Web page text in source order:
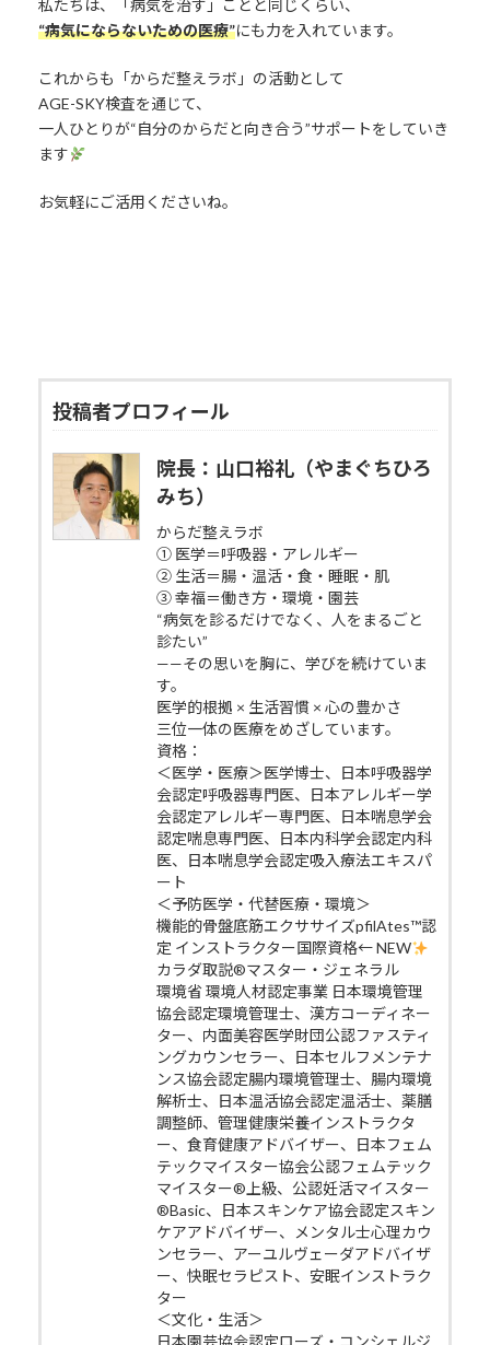
私たちは、「病気を治す」ことと同じくらい、
“病気にならないための医療”にも力を入れています。
これからも「からだ整えラボ」の活動として
AGE-SKY検査を通じて、
一人ひとりが“自分のからだと向き合う”サポートをしていき
ます
お気軽にご活用くださいね。
投稿者プロフィール
院長：山口裕礼（やまぐちひろ
みち）
からだ整えラボ
① 医学＝呼吸器・アレルギー
② 生活＝腸・温活・食・睡眠・肌
③ 幸福＝働き方・環境・園芸
“病気を診るだけでなく、人をまるごと
診たい”
——その思いを胸に、学びを続けていま
す。
医学的根拠 × 生活習慣 × 心の豊かさ
三位一体の医療をめざしています。
資格：
＜医学・医療＞医学博士、日本呼吸器学
会認定呼吸器専門医、日本アレルギー学
会認定アレルギー専門医、日本喘息学会
認定喘息専門医、日本内科学会認定内科
医、日本喘息学会認定吸入療法エキスパ
ート
＜予防医学・代替医療・環境＞
機能的骨盤底筋エクササイズpfilAtes™認
定 インストラクター国際資格← NEW
カラダ取説®マスター・ジェネラル
環境省 環境人材認定事業 日本環境管理
協会認定環境管理士、漢方コーディネー
ター、内面美容医学財団公認ファスティ
ングカウンセラー、日本セルフメンテナ
ンス協会認定腸内環境管理士、腸内環境
解析士、日本温活協会認定温活士、薬膳
調整師、管理健康栄養インストラクタ
ー、食育健康アドバイザー、日本フェム
テックマイスター協会公認フェムテック
マイスター®上級、公認妊活マイスター
®Basic、日本スキンケア協会認定スキン
ケアアドバイザー、メンタル士心理カウ
ンセラー、アーユルヴェーダアドバイザ
ー、快眠セラピスト、安眠インストラク
ター
＜文化・生活＞